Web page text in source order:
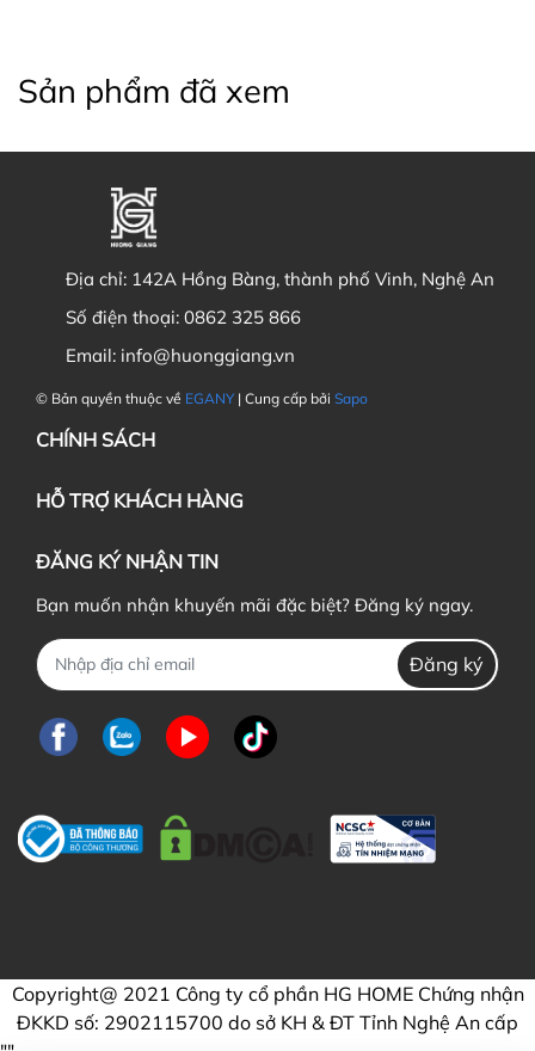
Sản phẩm đã xem
Địa chỉ: 142A Hồng Bàng, thành phố Vinh, Nghệ An
Số điện thoại: 0862 325 866
Email: info@huonggiang.vn
© Bản quyền thuộc về EGANY | Cung cấp bởi Sapo
CHÍNH SÁCH
HỖ TRỢ KHÁCH HÀNG
ĐĂNG KÝ NHẬN TIN
Bạn muốn nhận khuyến mãi đặc biệt? Đăng ký ngay.
Đăng ký
Copyright@ 2021 Công ty cổ phần HG HOME Chứng nhận
ĐKKD số: 2902115700 do sở KH & ĐT Tỉnh Nghệ An cấp